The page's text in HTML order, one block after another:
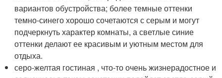
вариантов обустройства; более темные оттенки
темно-синего хорошо сочетаются с серым и могут
подчеркнуть характер комнаты, а светлые синие
оттенки делают ее красивым и уютным местом для
отдыха.
серо-желтая гостиная , что-то очень жизнерадостное и